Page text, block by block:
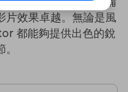
片效果卓越。無論是風
都能夠提供出色的銳